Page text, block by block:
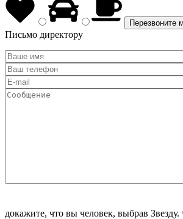
Письмо директору
докажите, что вы человек, выбрав Звезду.